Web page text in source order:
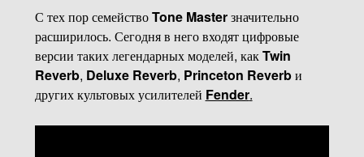
С тех пор семействоTone Masterзначительно
расширилось. Сегодня в него входят цифровые
версии таких легендарных моделей, какTwin
Reverb, Deluxe Reverb, Princeton Reverbи
других культовых усилителей Fender.